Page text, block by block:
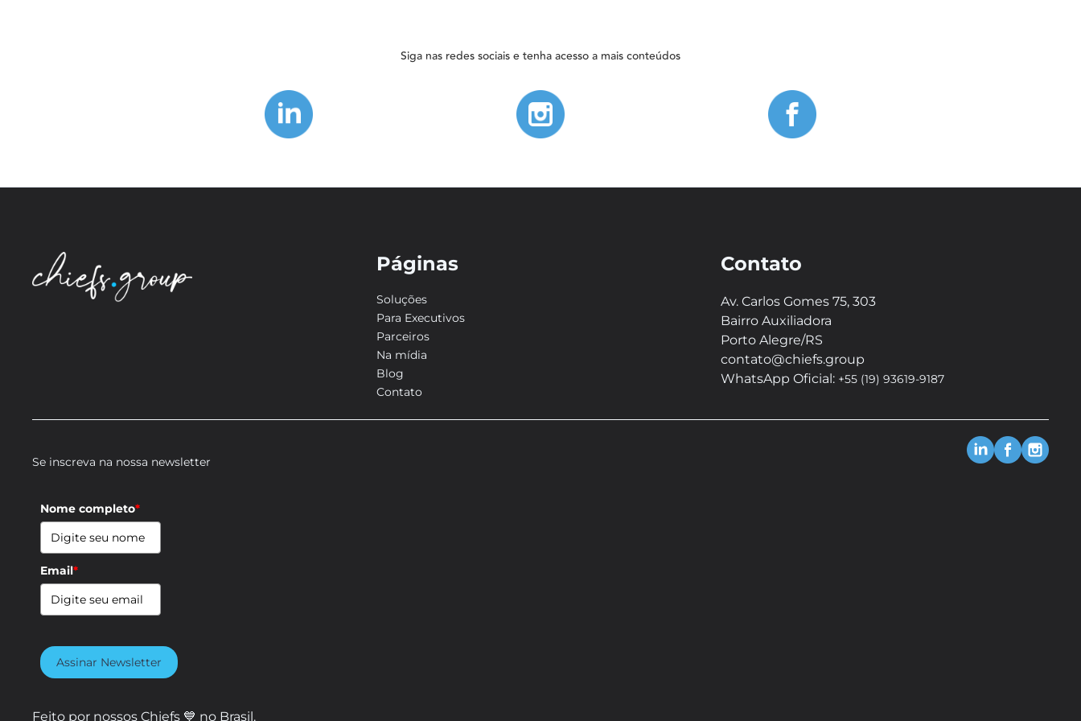
Siga nas redes sociais e tenha acesso a mais conteúdos
Páginas
Soluções
Para Executivos
Parceiros
Na mídia
Blog
Contato
Contato
Av. Carlos Gomes 75, 303
Bairro Auxiliadora
Porto Alegre/RS
contato@chiefs.group
WhatsApp Oficial: +55 (19) 93619-9187
Se inscreva na nossa newsletter
Nome completo*
Email*
Assinar Newsletter
Feito por nossos Chiefs 💙 no Brasil.